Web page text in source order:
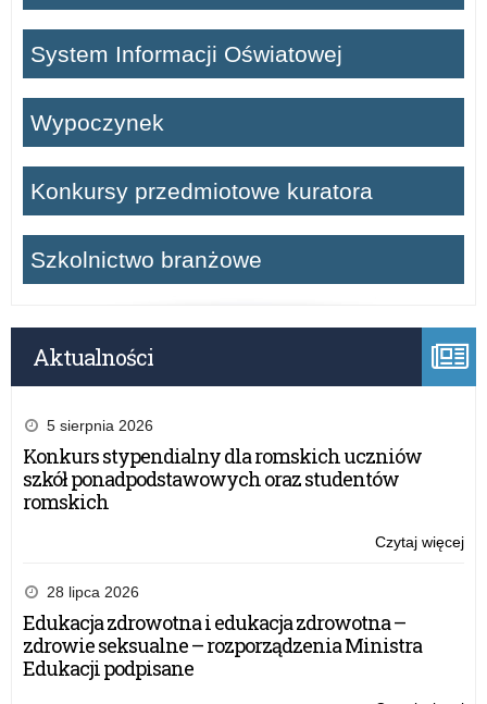
System Informacji Oświatowej
Wypoczynek
Konkursy przedmiotowe kuratora
Szkolnictwo branżowe
Aktualności
5 sierpnia 2026
Konkurs stypendialny dla romskich uczniów
szkół ponadpodstawowych oraz studentów
romskich
Czytaj więcej
28 lipca 2026
Edukacja zdrowotna i edukacja zdrowotna –
zdrowie seksualne – rozporządzenia Ministra
Edukacji podpisane